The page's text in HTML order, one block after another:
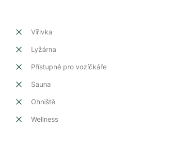
Vířivka
Lyžárna
Přístupné pro vozíčkáře
Sauna
Ohniště
Wellness